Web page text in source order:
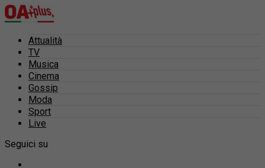
Attualità
TV
Musica
Cinema
Gossip
Moda
Sport
Live
Seguici su